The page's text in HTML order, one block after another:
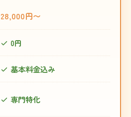
28,000円〜
0円
基本料金込み
専門特化